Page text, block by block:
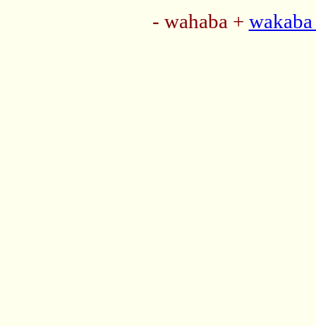
- wahaba +